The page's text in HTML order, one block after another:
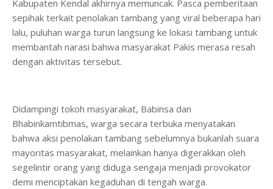
Kabupaten Kendal akhirnya memuncak. Pasca pemberitaan
sepihak terkait penolakan tambang yang viral beberapa hari
lalu, puluhan warga turun langsung ke lokasi tambang untuk
membantah narasi bahwa masyarakat Pakis merasa resah
dengan aktivitas tersebut.
Didampingi tokoh masyarakat, Babinsa dan
Bhabinkamtibmas, warga secara terbuka menyatakan
bahwa aksi penolakan tambang sebelumnya bukanlah suara
mayoritas masyarakat, melainkan hanya digerakkan oleh
segelintir orang yang diduga sengaja menjadi provokator
demi menciptakan kegaduhan di tengah warga.